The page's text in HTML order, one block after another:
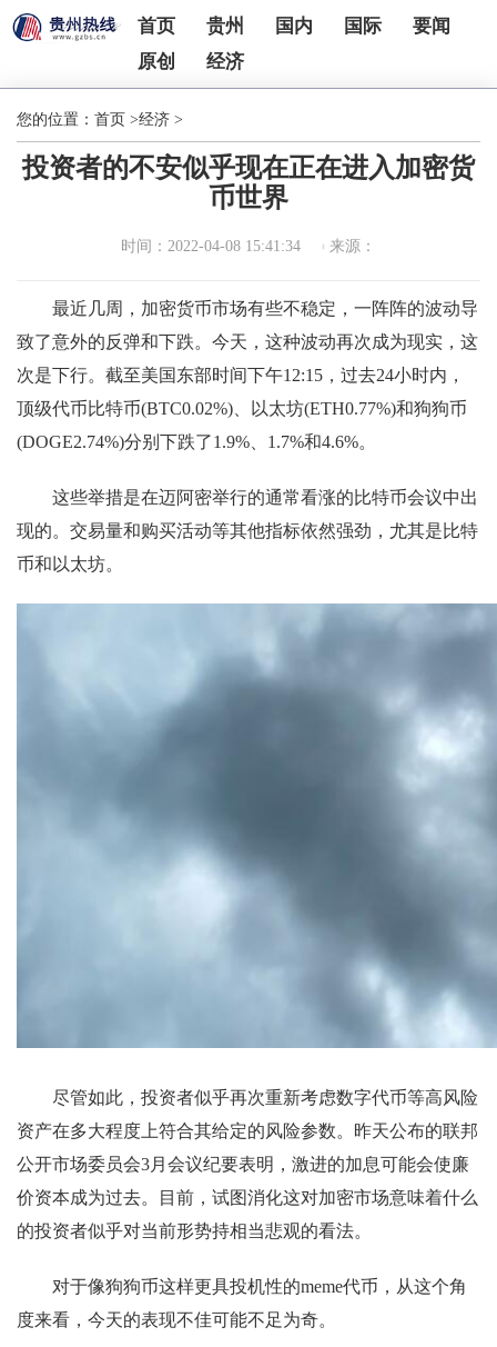
首页 贵州 国内 国际
要闻
原创
经济
您的位置： 首页 >经济 >
投资者的不安似乎现在正在进入加密货
币世界
时间：2022-04-08 15:41:34 来源：
最近几周，加密货币市场有些不稳定，一阵阵的波动导
致了意外的反弹和下跌。今天，这种波动再次成为现实，这
次是下行。截至美国东部时间下午12:15，过去24小时内，
顶级代币比特币(BTC0.02%)、以太坊(ETH0.77%)和狗狗币
(DOGE2.74%)分别下跌了1.9%、1.7%和4.6%。
这些举措是在迈阿密举行的通常看涨的比特币会议中出
现的。交易量和购买活动等其他指标依然强劲，尤其是比特
币和以太坊。
尽管如此，投资者似乎再次重新考虑数字代币等高风险
资产在多大程度上符合其给定的风险参数。昨天公布的联邦
公开市场委员会3月会议纪要表明，激进的加息可能会使廉
价资本成为过去。目前，试图消化这对加密市场意味着什么
的投资者似乎对当前形势持相当悲观的看法。
对于像狗狗币这样更具投机性的meme代币，从这个角
度来看，今天的表现不佳可能不足为奇。